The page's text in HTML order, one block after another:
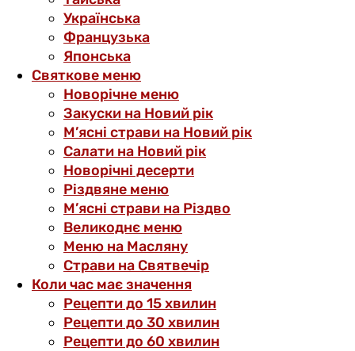
Українська
Французька
Японська
Святкове меню
Новорічне меню
Закуски на Новий рік
М’ясні страви на Новий рік
Салати на Новий рік
Новорічні десерти
Різдвяне меню
М’ясні страви на Різдво
Великоднє меню
Меню на Масляну
Страви на Святвечір
Коли час має значення
Рецепти до 15 хвилин
Рецепти до 30 хвилин
Рецепти до 60 хвилин